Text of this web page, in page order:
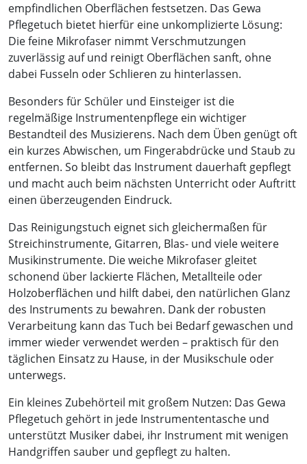
empfindlichen Oberflächen festsetzen. Das Gewa
Pflegetuch bietet hierfür eine unkomplizierte Lösung:
Die feine Mikrofaser nimmt Verschmutzungen
zuverlässig auf und reinigt Oberflächen sanft, ohne
dabei Fusseln oder Schlieren zu hinterlassen.
Besonders für Schüler und Einsteiger ist die
regelmäßige Instrumentenpflege ein wichtiger
Bestandteil des Musizierens. Nach dem Üben genügt oft
ein kurzes Abwischen, um Fingerabdrücke und Staub zu
entfernen. So bleibt das Instrument dauerhaft gepflegt
und macht auch beim nächsten Unterricht oder Auftritt
einen überzeugenden Eindruck.
Das Reinigungstuch eignet sich gleichermaßen für
Streichinstrumente, Gitarren, Blas- und viele weitere
Musikinstrumente. Die weiche Mikrofaser gleitet
schonend über lackierte Flächen, Metallteile oder
Holzoberflächen und hilft dabei, den natürlichen Glanz
des Instruments zu bewahren. Dank der robusten
Verarbeitung kann das Tuch bei Bedarf gewaschen und
immer wieder verwendet werden – praktisch für den
täglichen Einsatz zu Hause, in der Musikschule oder
unterwegs.
Ein kleines Zubehörteil mit großem Nutzen: Das Gewa
Pflegetuch gehört in jede Instrumententasche und
unterstützt Musiker dabei, ihr Instrument mit wenigen
Handgriffen sauber und gepflegt zu halten.